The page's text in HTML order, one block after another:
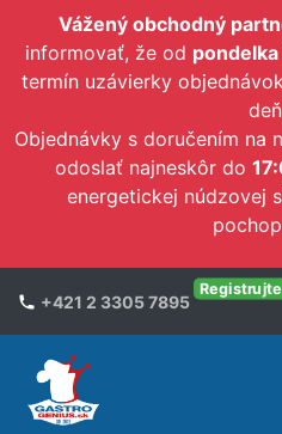
Vážený obchodný
informovať, že od
termín uzávierky
Objednávky s doručením na
odoslať najneskôr do
energetickej núdzovej
+421 2 3305 7895